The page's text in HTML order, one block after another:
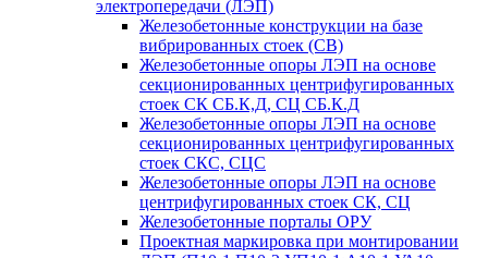
электропередачи (ЛЭП)
Железобетонные конструкции на базе
вибрированных стоек (СВ)
Железобетонные опоры ЛЭП на основе
секционированных центрифугированных
стоек СК СБ.К,Д, СЦ СБ.К.Д
Железобетонные опоры ЛЭП на основе
секционированных центрифугированных
стоек СКС, СЦС
Железобетонные опоры ЛЭП на основе
центрифугированных стоек СК, СЦ
Железобетонные порталы ОРУ
Проектная маркировка при монтировании